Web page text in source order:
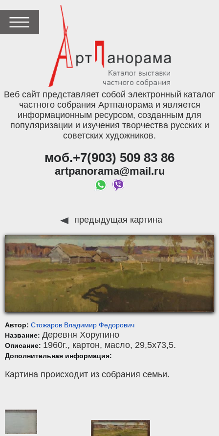
Веб сайт представляет собой электронный каталог
частного собрания Артпанорама и является
информационным ресурсом, созданным для
популяризации и изучения творчества русских и
советских художников.
моб.+7(903) 509 83 86
artpanorama@mail.ru
предыдущая картина
Автор: Стожаров Владимир Федорович
Название: Деревня Хорупино
Описание: 1960г., картон, масло, 29,5x73,5.
Дополнительная информация:
Картина происходит из собрания семьи.